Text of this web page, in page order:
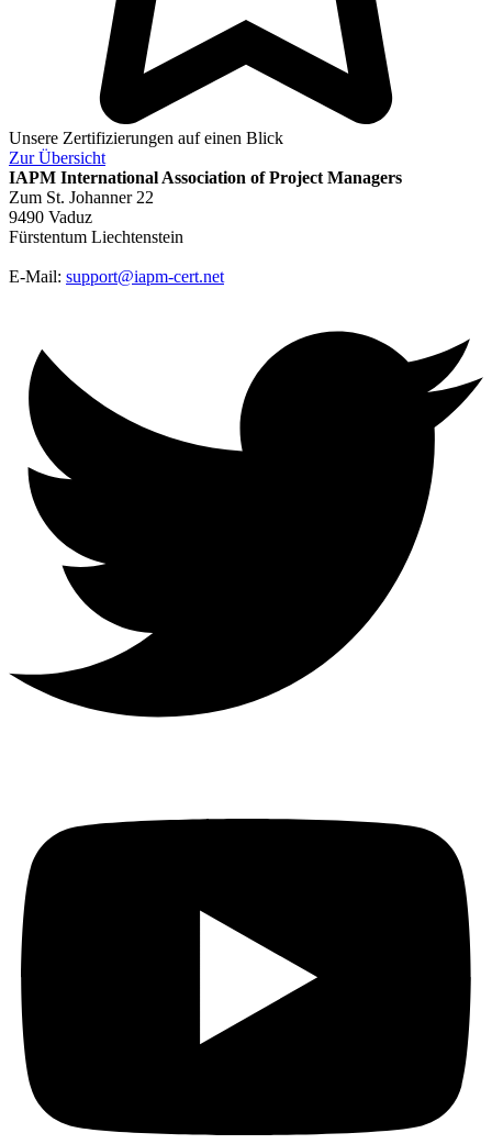
Unsere Zertifizierungen auf einen Blick
ZurÜbersicht
IAPM International Association of Project Managers
Zum St. Johanner 22
9490 Vaduz
Fürstentum Liechtenstein
E-Mail: support@iapm-cert.net